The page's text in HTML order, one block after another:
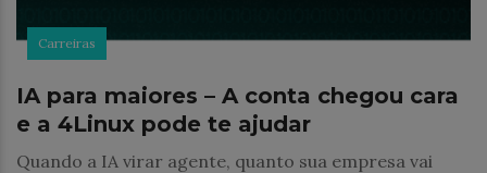
Carreiras
IA para maiores – A conta chegou cara
e a 4Linux pode te ajudar
Quando a IA virar agente, quanto sua empresa vai